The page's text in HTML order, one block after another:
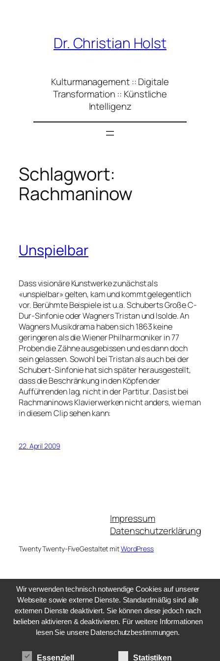
Dr. Christian Holst
Kulturmanagement :: Digitale
Transformation :: Künstliche
Intelligenz
Schlagwort:
Rachmaninow
Unspielbar
Dass visionäre Kunstwerke zunächst als
«unspielbar» gelten, kam und kommt gelegentlich
vor. Berühmte Beispiele ist u.a. Schuberts Große C-
Dur-Sinfonie oder Wagners Tristan und Isolde. An
Wagners Musikdrama haben sich 1863 keine
geringeren als die Wiener Philharmoniker in 77
Proben die Zähne ausgebissen und es dann doch
sein gelassen. Sowohl bei Tristan als auch bei der
Schubert-Sinfonie hat sich später herausgestellt,
dass die Beschränkung in den Köpfen der
Aufführenden lag, nicht in der Partitur. Das ist bei
Rachmaninows Klavierwerken nicht anders, wie man
in diesem Clip sehen kann:
22. April 2009
Impressum
Datenschutzerklärung
Twenty Twenty-FiveGestaltet mitWordPress
Wir verwenden technisch notwendige Cookies auf unserer
Webseite sowie externe Dienste. Standardmäßig sind alle
externen Dienste deaktiviert. Sie können diese jedoch nach
belieben aktivieren & deaktivieren. Für weitere Informationen
lesen Sie unsere Datenschutzbestimmungen.
Essenziell Statistiken